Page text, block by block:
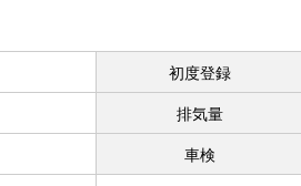
初度登録
排気量
車検